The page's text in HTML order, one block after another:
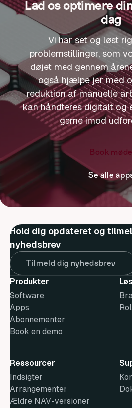
Lad os optimere
dag
Vi har set og løst
problemstillinger, som
døjet med gennem
også hjælpe jer med
reduktion af manuelle
kan håndteres digitalt og
gerne imod
Book møde
Se alle
Hold dig opdateret og
nyhedsbrev
Tilmeld dig nyhedsbrev
Produkter
Software
Apps
Abonnementer
Book en demo
Ressourcer
Indsigter
Arrangementer
Ældre NAV-versioner